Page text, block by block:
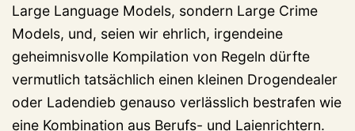
Large Language Models, sondern Large Crime
Models, und, seien wir ehrlich, irgendeine
geheimnisvolle Kompilation von Regeln dürfte
vermutlich tatsächlich einen kleinen Drogendealer
oder Ladendieb genauso verlässlich bestrafen wie
eine Kombination aus Berufs- und Laienrichtern.